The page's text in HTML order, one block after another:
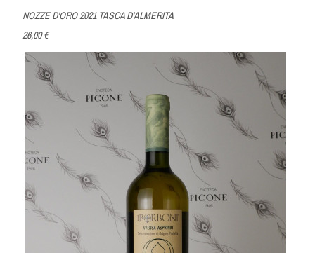
NOZZE D'ORO 2021 TASCA D'ALMERITA
26,00 €